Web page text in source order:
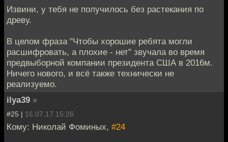
Извини, у тебя не получилось без растекания по
древу.
В целом фраза "Чтобы хорошие ребята могли
расшифровать, а плохие - нет" звучала во время
предвыборной компании президента США в 2016м.
Ничего нового, и всё также технически не
реализуемо.
ilya39 »
#25 | 16.07.17 15:26
Кому: Николай Фоминых, #24